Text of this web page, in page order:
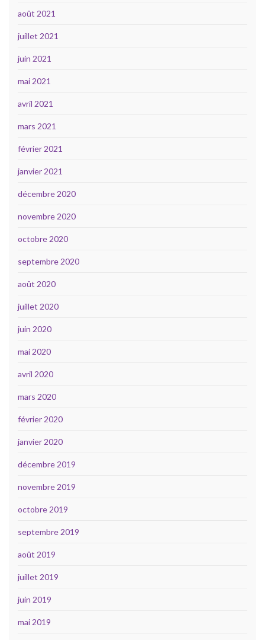
août 2021
juillet 2021
juin 2021
mai 2021
avril 2021
mars 2021
février 2021
janvier 2021
décembre 2020
novembre 2020
octobre 2020
septembre 2020
août 2020
juillet 2020
juin 2020
mai 2020
avril 2020
mars 2020
février 2020
janvier 2020
décembre 2019
novembre 2019
octobre 2019
septembre 2019
août 2019
juillet 2019
juin 2019
mai 2019